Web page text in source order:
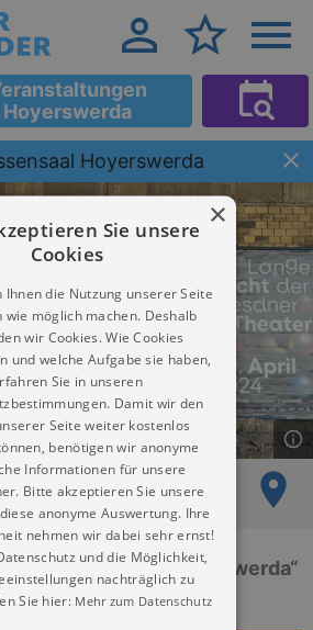
Hoyerswerda
Hoyerswerda
Hoyerswerda“
×
Sie unsere
Cookies
Ihnen die Nutzung unserer Seite
wie möglich machen. Deshalb
wir Cookies. Wie Cookies
und welche Aufgabe sie haben,
Sie in unseren
Damit wir den
Seite weiter kostenlos
benötigen wir anonyme
Informationen für unsere
Bitte akzeptieren Sie unsere
anonyme Auswertung. Ihre
nehmen wir dabei sehr ernst!
und die Möglichkeit,
nachträglich zu
Sie hier: Mehr zum Datenschutz